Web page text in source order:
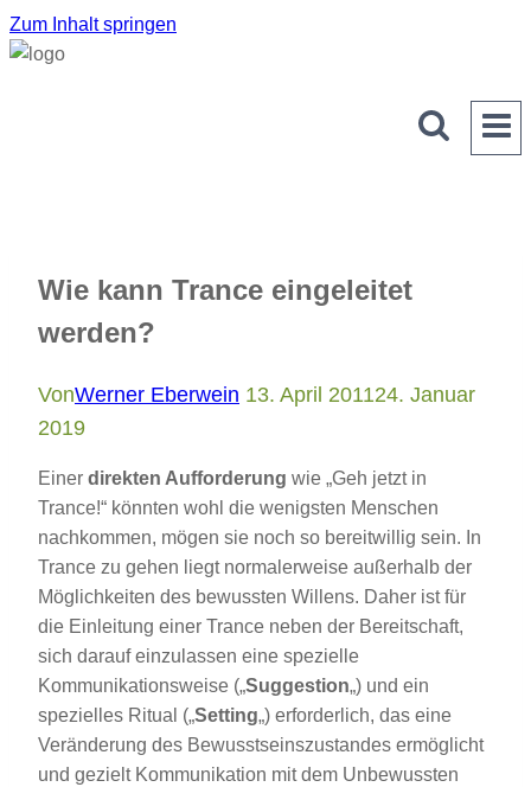
Zum Inhalt springen
Wie kann Trance eingeleitet
werden?
VonWerner Eberwein 13. April 201124. Januar
2019
Einer direkten Aufforderung wie „Geh jetzt in
Trance!“ könnten wohl die wenigsten Menschen
nachkommen, mögen sie noch so bereitwillig sein. In
Trance zu gehen liegt normalerweise außerhalb der
Möglichkeiten des bewussten Willens. Daher ist für
die Einleitung einer Trance neben der Bereitschaft,
sich darauf einzulassen eine spezielle
Kommunikationsweise („Suggestion„) und ein
spezielles Ritual („Setting„) erforderlich, das eine
Veränderung des Bewusstseinszustandes ermöglicht
und gezielt Kommunikation mit dem Unbewussten